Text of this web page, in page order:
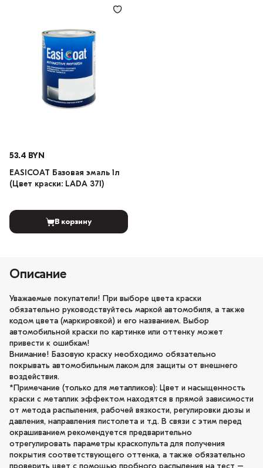
53.4 BYN
EASICOAT Базовая эмаль 1л
(Цвет краски: LADA 371)
В корзину
Описание
Уважаемые покупатели! При выборе цвета краски
обязательно руководствуйтесь маркой автомобиля, а также
кодом цвета (маркировкой) и его названием. Выбор
автомобильной краски по картинке или оттенку может
привести к ошибкам!
Внимание! Базовую краску необходимо обязательно
покрывать автомобильным лаком для защиты от внешнего
воздействия.
*Примечание (только для металликов): Цвет и насыщенность
краски с металлик эффектом находятся в прямой зависимости
от метода распыления, рабочей вязкости, регулировки дюзы и
давления, направления пистолета и т.д. В связи с этим перед
окрашиванием рекомендуется предварительно
отрегулировать параметры краскопульта для получения
покрытия соответствующего оттенка, а также обязательно